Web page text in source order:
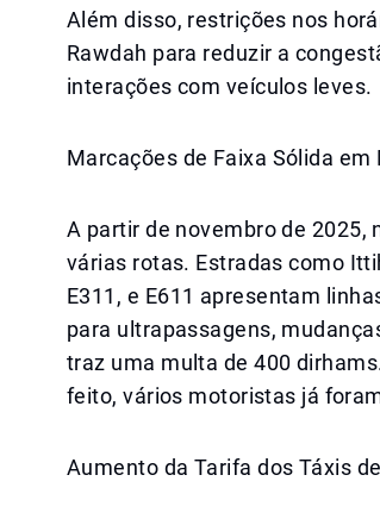
Além disso, restrições nos
Rawdah para reduzir a
interações com veículos leves.
Marcações de Faixa Sólida em
A partir de novembro de 2025,
várias rotas. Estradas como
E311, e E611 apresentam
para ultrapassagens,
traz uma multa de 400
feito, vários motoristas já
Aumento da Tarifa dos Táxis